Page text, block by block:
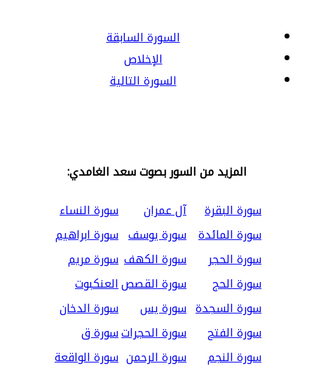
السورة السابقة
الإخلاص
السورة التالية
المزيد من السور بصوت سعد الغامدي:
سورة البقرة
آل عمران
سورة النساء
سورة المائدة سورة يوسف سورة ابراهيم
سورة الحجر
سورة الكهف سورة مريم
سورة الحج
سورة القصصالعنكبوت
سورة السجدة سورة يس
سورة الدخان
سورة الفتح
سورة الحجراتسورة ق
سورة النجم
سورة الرحمن سورة الواقعة